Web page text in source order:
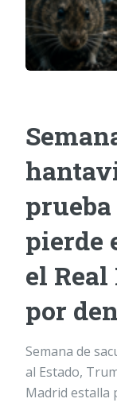
pierde
el
por
Semana de
al Estado,
Madrid estalla